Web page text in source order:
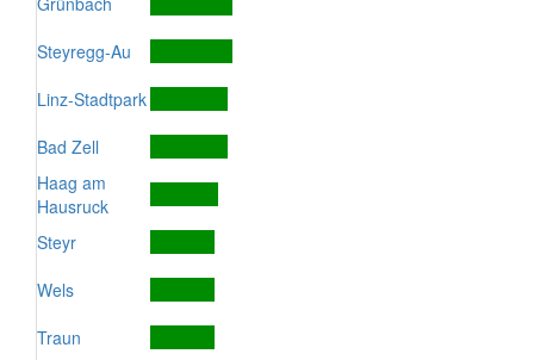
Steyregg-Au
Linz-Stadtpark
Bad Zell
Haag am
Hausruck
Steyr
Wels
Traun